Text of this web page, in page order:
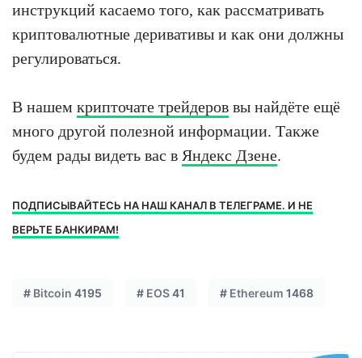
инструкций касаемо того, как рассматривать
криптовалютные деривативы и как они должны
регулироваться.
В нашем крипточате трейдеров вы найдёте ещё
много другой полезной информации. Также
будем рады видеть вас в Яндекс Дзене.
ПОДПИСЫВАЙТЕСЬ НА НАШ КАНАЛ В ТЕЛЕГРАМЕ. И НЕ
ВЕРЬТЕ БАНКИРАМ!
# Bitcoin 4195 # EOS41 # Ethereum 1468